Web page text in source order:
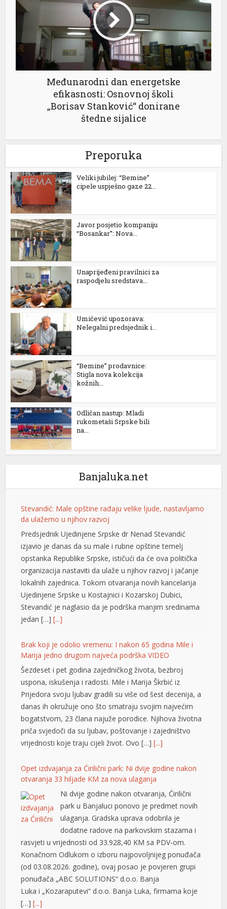
Međunarodni dan energetske
efikasnosti: Osnovnoj školi
„Borisav Stanković“ donirane
štedne sijalice
Preporuka
Veliki jubilej: “Bemine”
cipele uspješno gaze 22...
Javor posjetio kompaniju
“Bosankar”: Nova...
Unaprijeđeni pravilnici za
raspodjelu sredstava...
Umičević upozorava:
Nelegalni predsjednik i...
“Bemine” prodavnice:
Stigla nova kolekcija
kožnih...
Odličan nastup: Mladi
rukometaši Srpske bili
na...
Banjaluka.net
Stevandić: Male opštine rađaju velike ljude, nastavljamo
da ulažemo u njihov razvoj
Predsjednik Ujedinjene Srpske dr Nenad Stevandić
izjavio je danas da su male i rubne opštine temelj
opstanka Republike Srpske, ističući da će ova politička
organizacija nastaviti da ulaže u njihov razvoj i jačanje
lokalnih zajednica. Tokom otvaranja novih kancelarija
Ujedinjene Srpske u Kostajnici i Kozarskoj Dubici,
Stevandić je naglasio da je podrška manjim sredinama
jedan […][...]
Brak koji je odolio vremenu: I nakon 65 godina Mile i
Marija jedno drugom najveća podrška VIDEO
Šezdeset i pet godina zajedničkog života, bezbroj
uspona, iskušenja i radosti. Mile i Marija Škrbić iz
Prijedora svoju ljubav gradili su više od šest decenija, a
danas ih okružuje ono što smatraju svojim najvećim
bogatstvom, 23 člana najuže porodice. Njihova životna
priča svjedoči da su ljubav, poštovanje i zajedništvo
vrijednosti koje traju cijeli život. Ovo […][...]
Opet izdvajanja za Ćirilični park: Ni dvije godine nakon
otvaranja 33 hiljade KM za nova ulaganja
Ni dvije godine nakon otvaranja, Ćirilični
park u Banjaluci ponovo je predmet novih
ulaganja. Gradska uprava odobrila je
dodatne radove na parkovskim stazama i
rasvjeti u vrijednosti od 33.928,40 KM sa PDV-om.
Konačnom Odlukom o izboru najpovoljnijeg ponuđača
(od 03.08.2026. godine), ovaj posao je povjeren grupi
ponuđača „ABC SOLUTIONS“ d.o.o. Banja
Luka i „Kozaraputevi“ d.o.o. Banja Luka, firmama koje
[…][...]